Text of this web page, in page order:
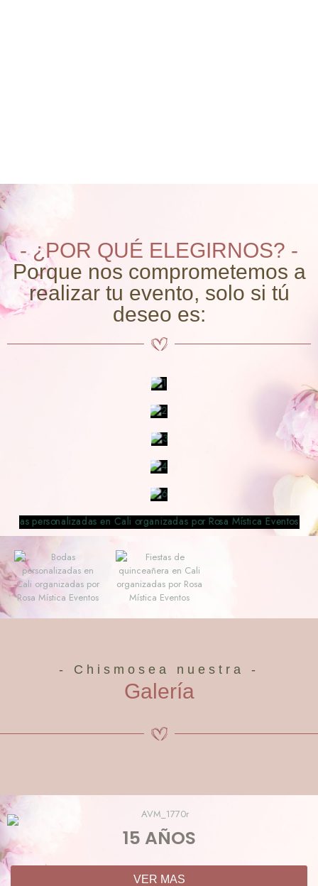
- ¿POR QUÉ ELEGIRNOS? -
Porque nos comprometemos a
realizar tu evento, solo si tú
deseo es:
- Chismosea nuestra -
Galería
15 AÑOS
VER MAS